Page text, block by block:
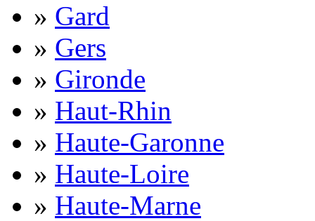
» Gard
» Gers
» Gironde
» Haut-Rhin
» Haute-Garonne
» Haute-Loire
» Haute-Marne